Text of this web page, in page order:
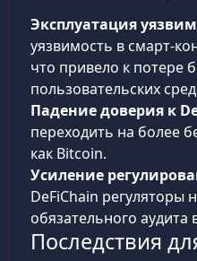
Эксплуатация
уязвимость в смарт-
что привело к потере
пользовательских
Падение доверия к
переходить на более
как Bitcoin.
Усиление
DeFiChain регуляторы
обязательного аудита
Последствия